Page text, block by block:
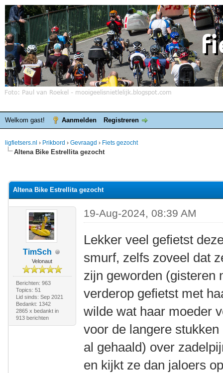
Welkom gast! Aanmelden Registreren
ligfietsers.nl › Prikbord › Gevraagd › Fiets gezocht
Altena Bike Estrellita gezocht
Altena Bike Estrellita gezocht
TimSch
Velonaut
Berichten: 963
Topics: 51
Lid sinds: Sep 2021
Bedankt: 1342
2865 x bedankt in
913 berichten
19-Aug-2024, 08:39 AM
Lekker veel gefietst
smurf, zelfs zoveel dat
zijn geworden (gisteren
verderop gefietst met
wilde wat haar moeder
voor de langere
al gehaald) over
en kijkt ze dan jaloers